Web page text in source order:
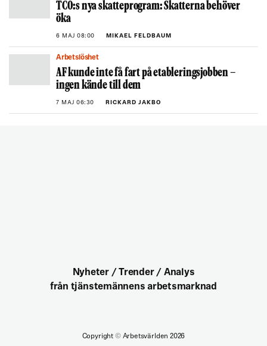
TCO:s nya skatteprogram: Skatterna behöver
öka
6 MAJ 08:00 MIKAEL FELDBAUM
Arbetslöshet
AF kunde inte få fart på etableringsjobben –
ingen kände till dem
7 MAJ 06:30 RICKARD JAKBO
Nyheter / Trender / Analys
från tjänstemännens arbetsmarknad
Copyright ©Arbetsvärlden 2026